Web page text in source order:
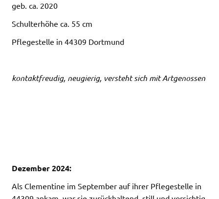
geb. ca. 2020
Schulterhöhe ca. 55 cm
Pflegestelle in 44309 Dortmund
kontaktfreudig, neugierig, versteht sich mit Artgenossen
Dezember 2024:
Als Clementine im September auf ihrer Pflegestelle in